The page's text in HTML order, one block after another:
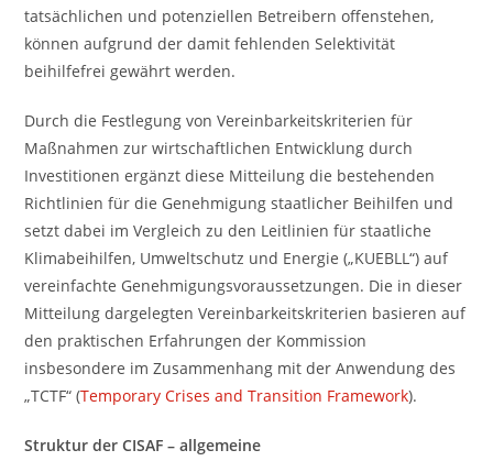
tatsächlichen und potenziellen Betreibern offenstehen,
können aufgrund der damit fehlenden Selektivität
beihilfefrei gewährt werden.
Durch die Festlegung von Vereinbarkeitskriterien für
Maßnahmen zur wirtschaftlichen Entwicklung durch
Investitionen ergänzt diese Mitteilung die bestehenden
Richtlinien für die Genehmigung staatlicher Beihilfen und
setzt dabei im Vergleich zu den Leitlinien für staatliche
Klimabeihilfen, Umweltschutz und Energie („KUEBLL“) auf
vereinfachte Genehmigungsvoraussetzungen. Die in dieser
Mitteilung dargelegten Vereinbarkeitskriterien basieren auf
den praktischen Erfahrungen der Kommission
insbesondere im Zusammenhang mit der Anwendung des
„TCTF“ (Temporary Crises and Transition Framework).
Struktur der CISAF – allgemeine